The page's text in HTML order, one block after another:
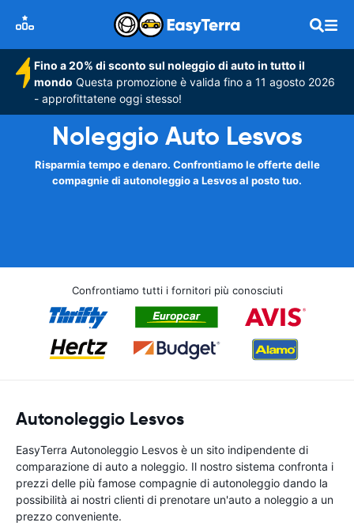
Fino a 20% di sconto sul noleggio di auto in tutto il
mondo Questa promozione è valida fino a 11 agosto 2026
- approfittatene oggi stesso!
Noleggio Auto Lesvos
Risparmia tempo e denaro. Confrontiamo le offerte delle
compagnie di autonoleggio a Lesvos al posto tuo.
Confrontiamo tutti i fornitori più conosciuti
Autonoleggio Lesvos
EasyTerra Autonoleggio Lesvos è un sito indipendente di
comparazione di auto a noleggio. Il nostro sistema confronta i
prezzi delle più famose compagnie di autonoleggio dando la
possibilità ai nostri clienti di prenotare un'auto a noleggio a un
prezzo conveniente.